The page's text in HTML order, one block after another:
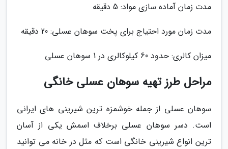
مدت زمان آماده سازی مواد: 5 دقیقه
مدت زمان مورد احتیاج برای پخت سوهان عسلی: 20 دقیقه
میزان کالری: حدود 60 کیلوکالری در 1 سوهان عسلی
مراحل طرز تهیه سوهان عسلی خانگی
سوهان عسلی از جمله خوشمزه ترین شیرینی های ایرانی
است. دسر سوهان عسلی برخلاف اسمش یکی از آسان
ترین انواع شیرینی خانگی است که مثل در خانه می توانید